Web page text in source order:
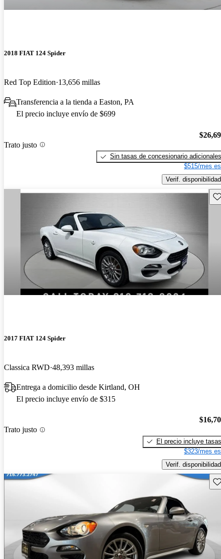
2018 FIAT 124 Spider
Red Top Edition 13,656 millas
Transferencia a la tienda a Easton, PA
El precio incluye envío de $699
Trato justo
Sin tasas de concesionario adicionales
$515/mes
Verif. disponibilidad
2017 FIAT 124 Spider
Classica RWD 48,393 millas
Entrega a domicilio desde Kirtland, OH
El precio incluye envío de $315
Trato justo
El precio incluye tasas
$323/mes
Verif. disponibilidad